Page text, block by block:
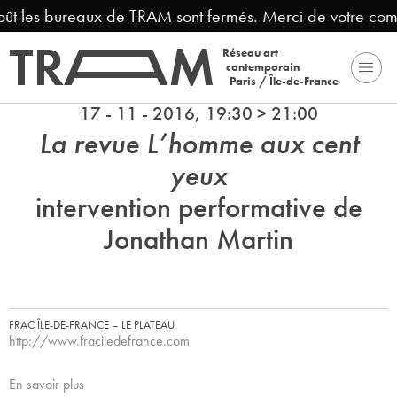
les bureaux de TRAM sont fermés. Merci de votre
Réseau art
contemporain
Paris / Île-de-France
17 - 11 - 2016, 19:30 > 21:00
La revue L’homme aux cent
yeux
intervention performative de
Jonathan Martin
FRAC ÎLE-DE-FRANCE – LE PLATEAU
http://www.fraciledefrance.com
En savoir plus